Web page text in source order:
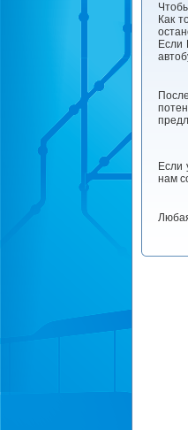
Как
Если
Если
нам